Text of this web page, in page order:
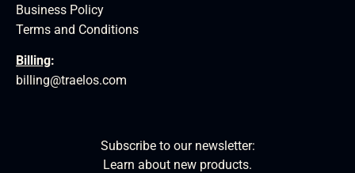
Business Policy
Terms and Conditions
Billing:
billing@traelos.com
Subscribe to our newsletter:
Learn about new products.